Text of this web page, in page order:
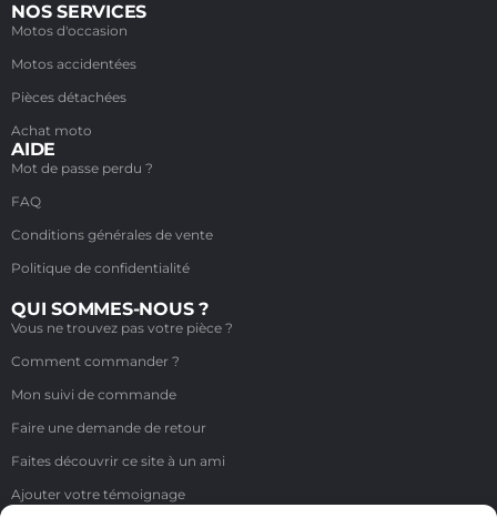
NOS SERVICES
Motos d'occasion
Motos accidentées
Pièces détachées
Achat moto
AIDE
Mot de passe perdu ?
FAQ
Conditions générales de vente
Politique de confidentialité
QUI SOMMES-NOUS ?
Vous ne trouvez pas votre pièce ?
Comment commander ?
Mon suivi de commande
Faire une demande de retour
Faites découvrir ce site à un ami
Ajouter votre témoignage